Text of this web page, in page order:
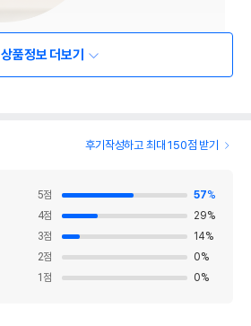
상품정보 더보기
후기작성하고 최대 150점 받기
5점 57%
4점 29%
3점 14%
2점 0%
1 점 0%